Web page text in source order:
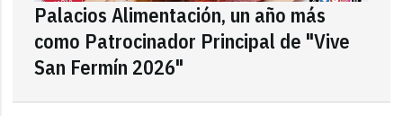
Palacios Alimentación, un año más
como Patrocinador Principal de "Vive
San Fermín 2026"